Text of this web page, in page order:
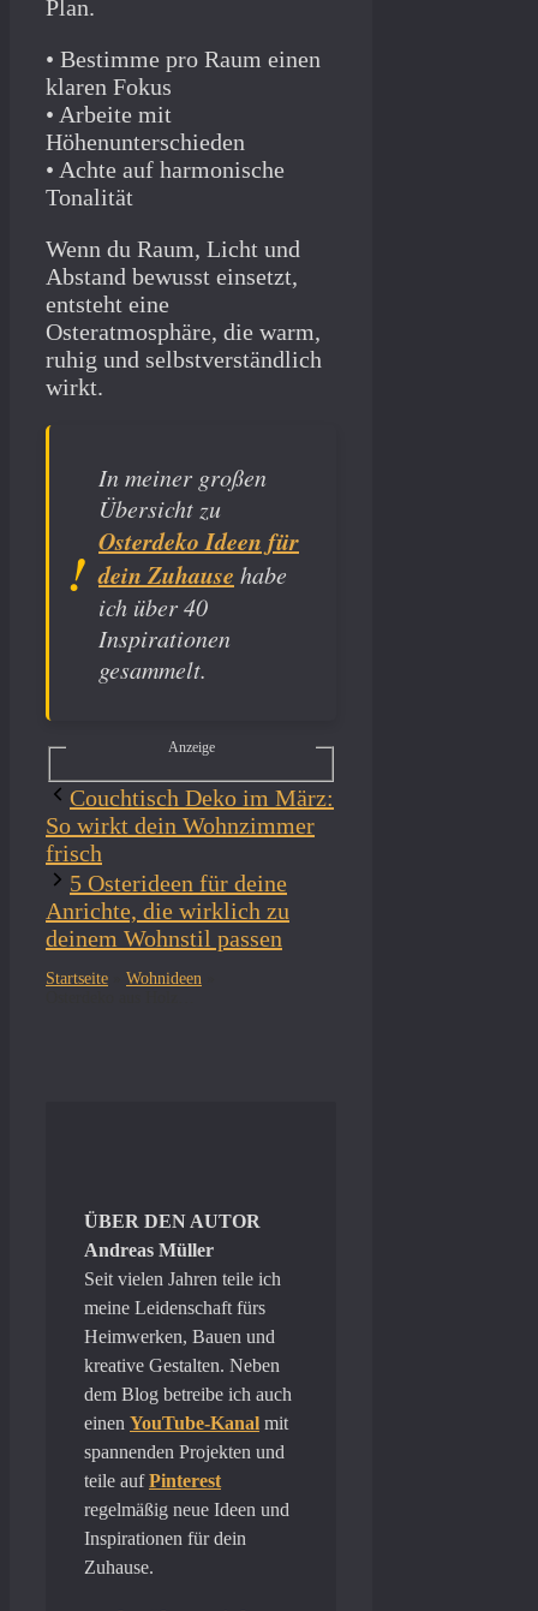
Plan.
• Bestimme pro Raum einen
klaren Fokus
• Arbeite mit
Höhenunterschieden
• Achte auf harmonische
Tonalität
Wenn du Raum, Licht und
Abstand bewusst einsetzt,
entsteht eine
Osteratmosphäre, die warm,
ruhig und selbstverständlich
wirkt.
In meiner großen
Übersicht zu
Osterdeko Ideen für
dein Zuhause habe
ich über 40
Inspirationen
gesammelt.
Anzeige
Couchtisch Deko im März:
So wirkt dein Wohnzimmer
frisch
5 Osterideen für deine
Anrichte, die wirklich zu
deinem Wohnstil passen
Startseite Wohnideen
ÜBER DEN AUTOR
Andreas Müller
Seit vielen Jahren teile ich
meine Leidenschaft fürs
Heimwerken, Bauen und
kreative Gestalten. Neben
dem Blog betreibe ich auch
einen YouTube-Kanal mit
spannenden Projekten und
teile aufPinterest
regelmäßig neue Ideen und
Inspirationen für dein
Zuhause.